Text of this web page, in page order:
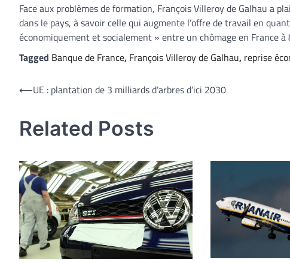
Face aux problèmes de formation, François Villeroy de Galhau a
dans le pays, à savoir celle qui augmente l’offre de travail en
économiquement et socialement » entre un chômage en France
Tagged Banque de France, François Villeroy de Galhau, reprise
Navigation
l’article
⟵UE : plantation de 3 milliards d’arbres d’ici 2030
Related Posts